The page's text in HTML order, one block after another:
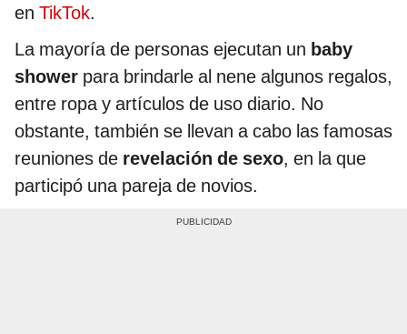
en TikTok.
La mayoría de personas ejecutan un baby
shower para brindarle al nene algunos regalos,
entre ropa y artículos de uso diario. No
obstante, también se llevan a cabo las famosas
reuniones de revelación de sexo, en la que
participó una pareja de novios.